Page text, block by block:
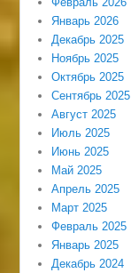
Январь 2026
Декабрь 2025
Ноябрь 2025
Октябрь 2025
Сентябрь 2025
Август 2025
Июль 2025
Июнь 2025
Май 2025
Апрель 2025
Март 2025
Февраль 2025
Январь 2025
Декабрь 2024